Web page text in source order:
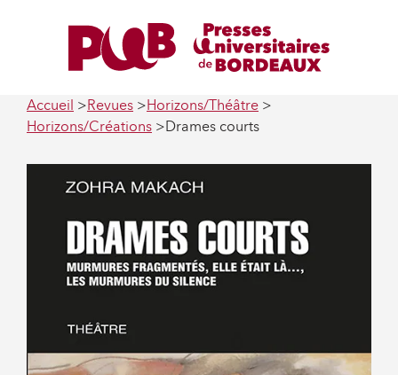
Accueil Revues
Horizons/Théâtre
Horizons/Créations
Drames courts